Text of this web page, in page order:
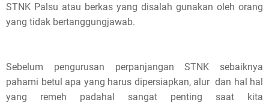
STNK Palsu atau berkas yang disalah gunakan oleh orang
yang tidak bertanggungjawab.
Sebelum pengurusan perpanjangan STNK sebaiknya
pahami betul apa yang harus dipersiapkan, alur dan hal hal
yang remeh padahal sangat penting saat kita